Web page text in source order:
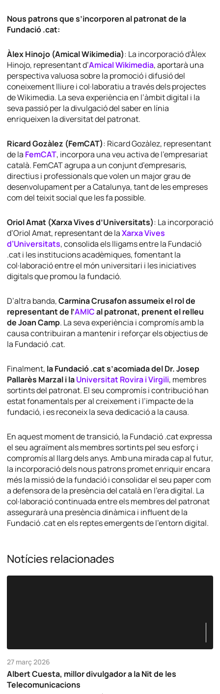
Nous patrons que s’incorporen al patronat de la
Fundació .cat:
Àlex Hinojo (Amical Wikimedia): La incorporació d’Àlex
Hinojo, representant d’Amical Wikimedia, aportarà una
perspectiva valuosa sobre la promoció i difusió del
coneixement lliure i col·laboratiu a través dels projectes
de Wikimedia. La seva experiència en l’àmbit digital i la
seva passió per la divulgació del saber en línia
enriqueixen la diversitat del patronat.
Ricard Gozàlez (FemCAT): Ricard Gozàlez, representant
de la FemCAT, incorpora una veu activa de l’empresariat
català. FemCAT agrupa a un conjunt d’empresaris,
directius i professionals que volen un major grau de
desenvolupament per a Catalunya, tant de les empreses
com del teixit social que les fa possible.
Oriol Amat (Xarxa Vives d’Universitats): La incorporació
d’Oriol Amat, representant de laXarxa Vives
d’Universitats, consolida els lligams entre la Fundació
.cat i les institucions acadèmiques, fomentant la
col·laboració entre el món universitari i les iniciatives
digitals que promou la fundació.
D’altra banda,Carmina Crusafon assumeix el rol de
representant de l’AMICal patronat, prenent el relleu
de Joan Camp. La seva experiència i compromís amb la
causa contribuiran a mantenir i reforçar els objectius de
la Fundació .cat.
Finalment, la Fundació .cat s’acomiada del Dr. Josep
Pallarès Marzal i laUniversitat Rovira i Virgili, membres
sortints del patronat. El seu compromís i contribució han
estat fonamentals per al creixement i l’impacte de la
fundació, i es reconeix la seva dedicació a la causa.
En aquest moment de transició, la Fundació .cat expressa
el seu agraïment als membres sortints pel seu esforç i
compromís al llarg dels anys. Amb una mirada cap al futur,
la incorporació dels nous patrons promet enriquir encara
més la missió de la fundació i consolidar el seu paper com
a defensora de la presència del català en l’era digital. La
col·laboració continuada entre els membres del patronat
assegurarà una presència dinàmica i influent de la
Fundació .cat en els reptes emergents de l’entorn digital.
Notícies relacionades
27 març 2026
Albert Cuesta, millor divulgador a la Nit de les
Telecomunicacions